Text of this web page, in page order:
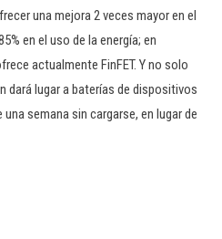
una mejora 2 veces mayor en el
en el uso de la energía; en
actualmente FinFET. Y no solo
dará lugar a baterías de dispositivos
semana sin cargarse, en lugar de